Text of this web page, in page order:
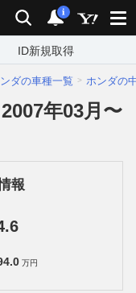
検索 通知
i
ID新規取得
ダの車種一覧 ホンダの
年03月〜
報
万円